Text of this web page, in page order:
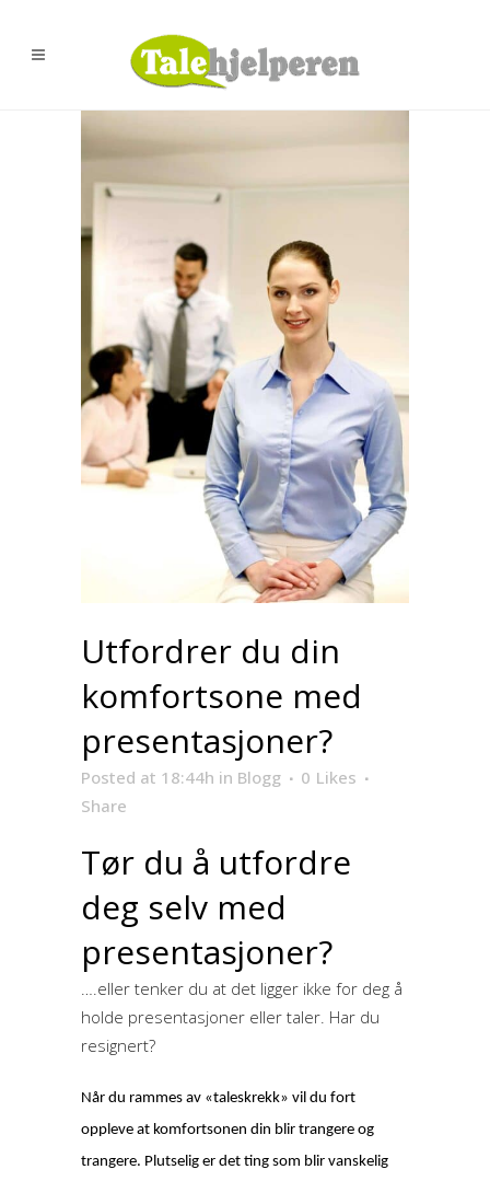
Utfordrer du din
komfortsone med
presentasjoner?
Posted at 18:44h in Blogg 0 Likes
Share
Tør du å utfordre
deg selv med
presentasjoner?
….eller tenker du at det ligger ikke for deg å
holde presentasjoner eller taler. Har du
resignert?
Når du rammes av «taleskrekk» vil du fort
oppleve at komfortsonen din blir trangere og
trangere. Plutselig er det ting som blir vanskelig